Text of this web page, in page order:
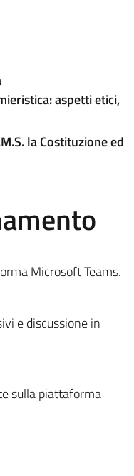
aspetti etici,
la Costituzione ed
Microsoft Teams.
e discussione in
sulla piattaforma